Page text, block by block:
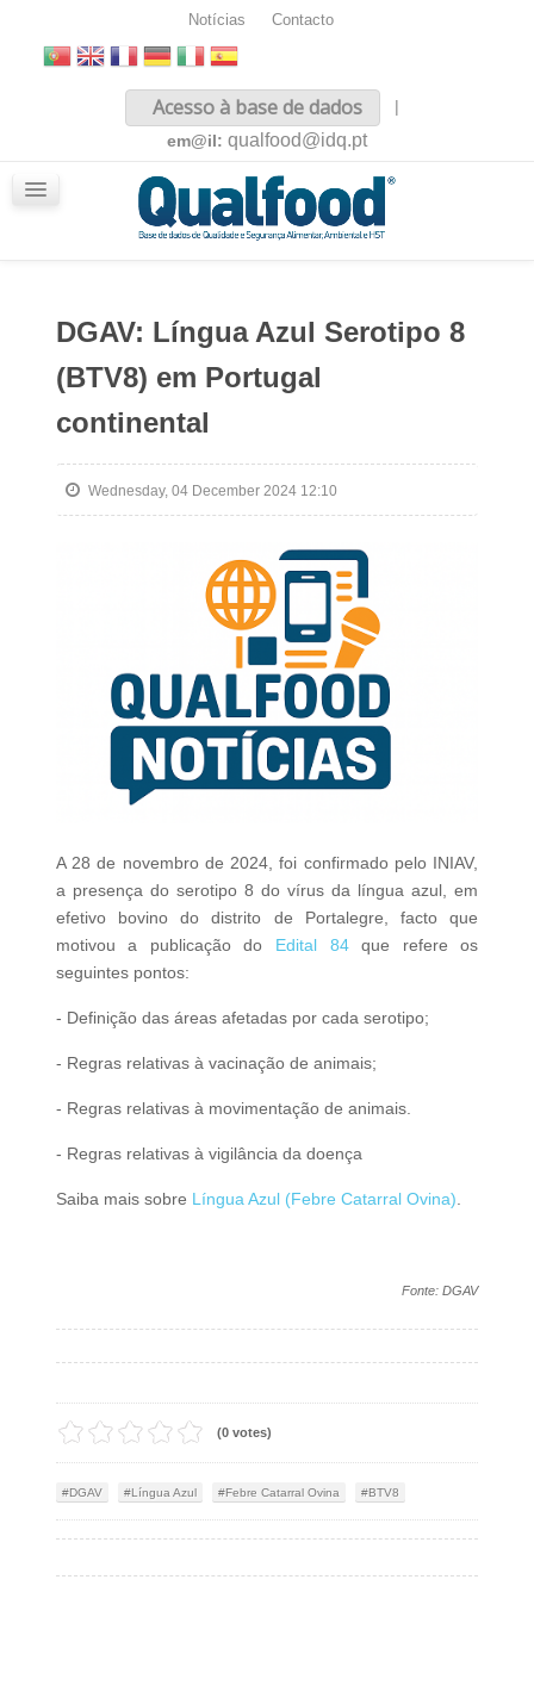
Notícias Contacto
Acesso à base de dados
|
em@il: qualfood@idq.pt
DGAV: Língua Azul Serotipo 8
(BTV8) em Portugal
continental
Wednesday, 04 December 2024 12:10
A 28 de novembro de 2024, foi confirmado pelo INIAV,
a presença do serotipo 8 do vírus da língua azul, em
efetivo bovino do distrito de Portalegre, facto que
motivou a publicação do Edital 84que refere os
seguintes pontos:
- Definição das áreas afetadas por cada serotipo;
- Regras relativas à vacinação de animais;
- Regras relativas à movimentação de animais.
- Regras relativas à vigilância da doença
Saiba mais sobre Língua Azul (Febre Catarral Ovina)
Fonte: DGAV
(0 votes)
DGAV Língua Azul Febre Catarral Ovina BTV8